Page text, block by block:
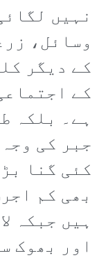
نہیں
وسائل،
کے دیگر
کے
ہے۔ بلکہ
جبر کی
کئی گنا
بھی کم
ہیں جبکہ
اور بھوک